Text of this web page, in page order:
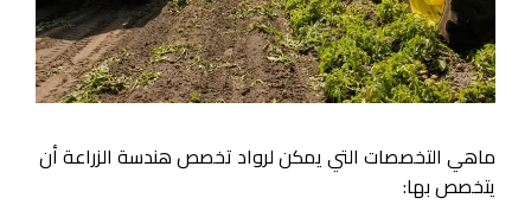
ماهي التخصصات التي يمكن لرواد تخصص هندسة الزراعة أن
يتخصص بها: